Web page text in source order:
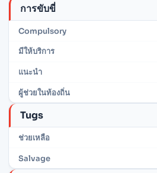
การขับขี่
Compulsory
มีให้บริการ
แนะนำ
ผู้ช่วยในท้องถิ่น
Tugs
ช่วยเหลือ
Salvage